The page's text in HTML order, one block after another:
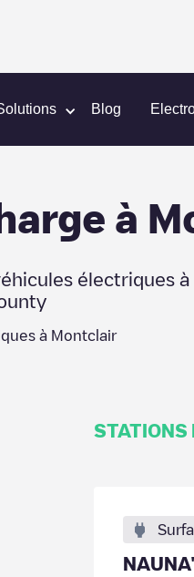
Blog
à
électriques à
à Montclair
STATIONS